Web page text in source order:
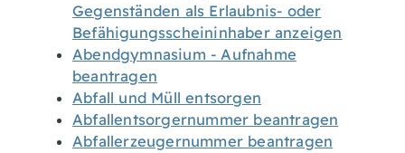
Gegenständen als Erlaubnis- oder
Befähigungsscheininhaber anzeigen
Abendgymnasium - Aufnahme
beantragen
Abfall und Müll entsorgen
Abfallentsorgernummer beantragen
Abfallerzeugernummer beantragen